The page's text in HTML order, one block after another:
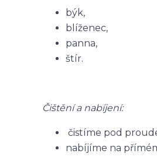
býk,
blíženec,
panna,
štír.
Čištění a nabíjení:
čistíme pod
nabíjíme na